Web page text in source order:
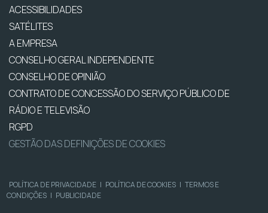
ACESSIBILIDADES
SATÉLITES
A EMPRESA
CONSELHO GERAL INDEPENDENTE
CONSELHO DE OPINIÃO
CONTRATO DE CONCESSÃO DO SERVIÇO PÚBLICO DE
RÁDIO E TELEVISÃO
RGPD
GESTÃO DAS DEFINIÇÕES DE COOKIES
POLÍTICA DE PRIVACIDADE | POLÍTICA DE COOKIES | TERMOS E
CONDIÇÕES | PUBLICIDADE